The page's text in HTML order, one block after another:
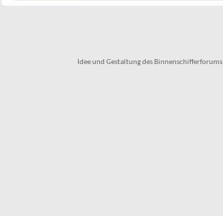
Idee und Gestaltung des